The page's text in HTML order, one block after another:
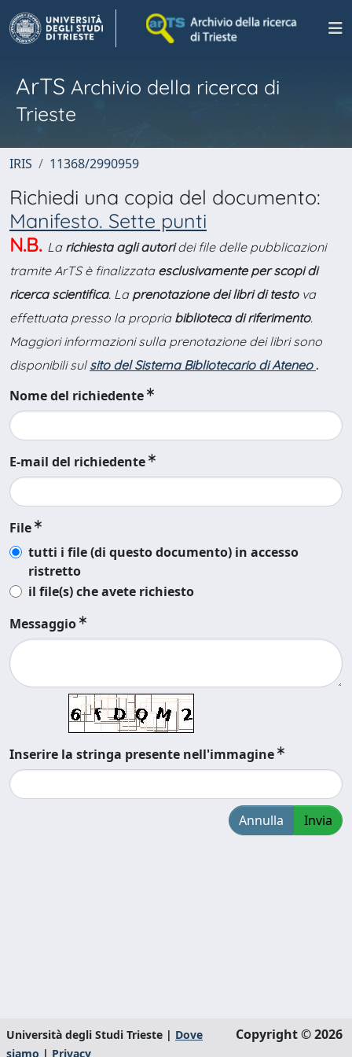
ArTS Archivio della ricerca di
Trieste
IRIS 11368/2990959
Richiedi una copia del documento:
Manifesto. Sette punti
N.B. La richiesta agli autoridei file delle pubblicazioni
tramite ArTS è finalizzata esclusivamente per scopi di
ricerca scientifica. La prenotazione dei libri di testova
effettuata presso la propria biblioteca di riferimento.
Maggiori informazioni sulla prenotazione dei libri sono
disponibili sul sito del Sistema Bibliotecario di Ateneo .
Nome del richiedente
E-mail del richiedente
File
tutti i file (di questo documento) in accesso
ristretto
il file(s) che avete richiesto
Messaggio
Inserire la stringa presente nell'immagine
Annulla Invia
Università degli Studi Trieste | Dove
siamo | Privacy
Copyright © 2026